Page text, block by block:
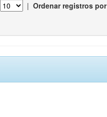
| Ordenar registros por